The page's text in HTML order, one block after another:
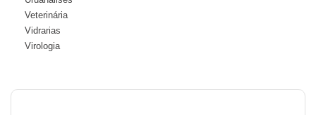
Veterinária
Vidrarias
Virologia